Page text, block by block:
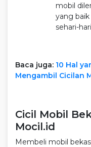
mobil
yang
sehari-
Baca juga: 10 Hal
Mengambil Cicilan
Cicil Mobil
Mocil.id
Membeli mobil